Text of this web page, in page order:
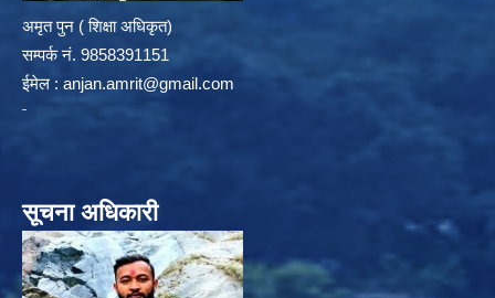
अमृत पुन ( शिक्षा अधिकृत)
सम्पर्क न‌ं. 9858391151
ईमेल : anjan.amrit@gmail.com
सूचना अधिकारी